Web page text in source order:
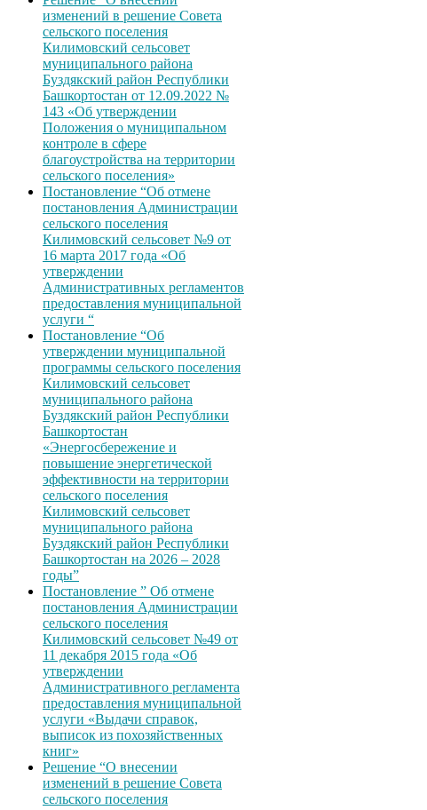
изменений в решение Совета
сельского поселения
Килимовский сельсовет
муниципального района
Буздякский район Республики
Башкортостан от 12.09.2022 №
143 «Об утверждении
Положения о муниципальном
контроле в сфере
благоустройства на территории
сельского поселения»
Постановление “Об отмене
постановления Администрации
сельского поселения
Килимовский сельсовет №9 от
16 марта 2017 года «Об
утверждении
Административных регламентов
предоставления муниципальной
услуги “
Постановление “Об
утверждении муниципальной
программы сельского поселения
Килимовский сельсовет
муниципального района
Буздякский район Республики
Башкортостан
«Энергосбережение и
повышение энергетической
эффективности на территории
сельского поселения
Килимовский сельсовет
муниципального района
Буздякский район Республики
Башкортостан на 2026 – 2028
годы”
Постановление ” Об отмене
постановления Администрации
сельского поселения
Килимовский сельсовет №49 от
11 декабря 2015 года «Об
утверждении
Административного регламента
предоставления муниципальной
услуги «Выдачи справок,
выписок из похозяйственных
книг»
Решение “О внесении
изменений в решение Совета
сельского поселения